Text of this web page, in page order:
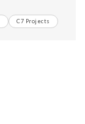
C7 Projects